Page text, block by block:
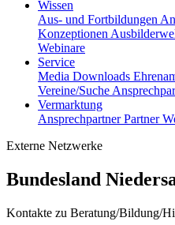
Wissen
Aus- und Fortbildungen
Konzeptionen
Webinare
Service
Media Downloads
Vereine/Suche
Vermarktung
AnsprechpartnerPartner
Externe Netzwerke
Bundesland
Kontakte zu Beratung/Bildung/